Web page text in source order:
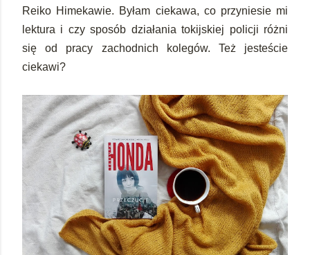
Reiko Himekawie. Byłam ciekawa, co przyniesie mi
lektura i czy sposób działania tokijskiej policji różni
się od pracy zachodnich kolegów. Też jesteście
ciekawi?